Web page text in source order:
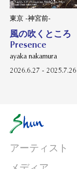
東京 -神宮前-
風の吹くところ
Presence
ayaka nakamura
2026.6.27 - 2025.7.26
アーティスト